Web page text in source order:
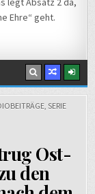
Ehre“ geht.
, SERIE
Ost-
den